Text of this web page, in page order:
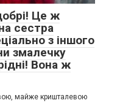
Це ж
сестра
з іншого
змалечку
Вона ж
майже кришталевою